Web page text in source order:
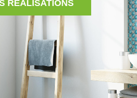
RÉALISATIONS